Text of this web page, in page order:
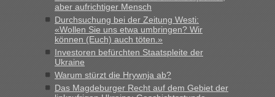
aber aufrichtiger Mensch
Durchsuchung bei der Zeitung Westi:
«Wollen Sie uns etwa umbringen? Wir
können (Euch) auch töten.»
Investoren befürchten Staatspleite der
Ukraine
Warum stürzt die Hrywnja ab?
Das Magdeburger Recht auf dem Gebiet der